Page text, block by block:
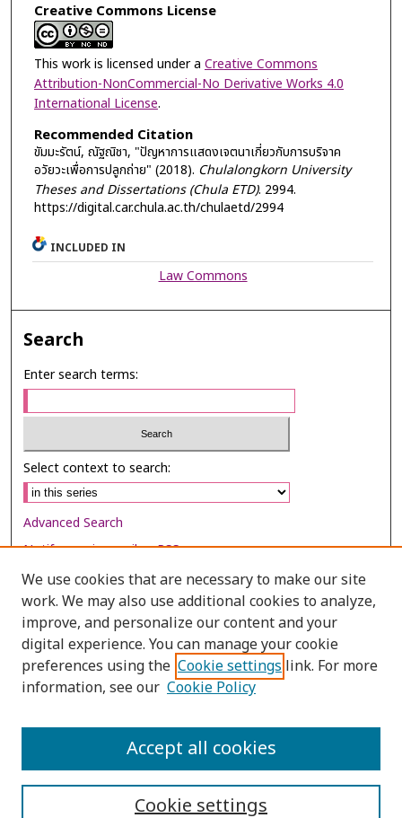
Creative Commons License
This work is licensed under a Creative Commons
Attribution-NonCommercial-No Derivative Works 4.0
International License.
Recommended Citation
ขัมมะรัตน์, ณัฐณิชา, "ปัญหาการแสดงเจตนาเกี่ยวกับการบริจาค
อวัยวะเพื่อการปลูกถ่าย" (2018). Chulalongkorn University
Theses and Dissertations (Chula ETD). 2994.
https://digital.car.chula.ac.th/chulaetd/2994
INCLUDED IN
Law Commons
Search
Enter search terms:
Select context to search:
Advanced Search
Notify me via email orRSS
Browse
Collections
Disciplines
Authors
We use cookies that are necessary to make our site
work. We may also use additional cookies to analyze,
improve, and personalize our content and your
digital experience. You can manage your cookie
preferences using the Cookie settings link. For more
information, see our Cookie Policy
Cookie settings
Accept all cookies